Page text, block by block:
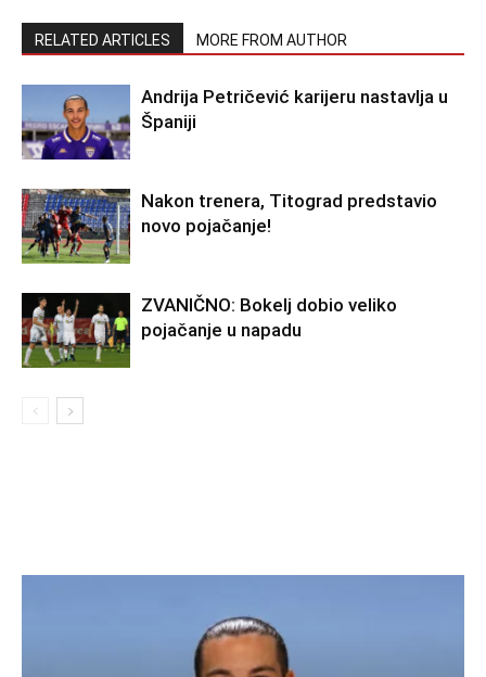
RELATED ARTICLES MORE FROM AUTHOR
Andrija Petričević karijeru nastavlja u
Španiji
Nakon trenera, Titograd predstavio
novo pojačanje!
ZVANIČNO: Bokelj dobio veliko
pojačanje u napadu